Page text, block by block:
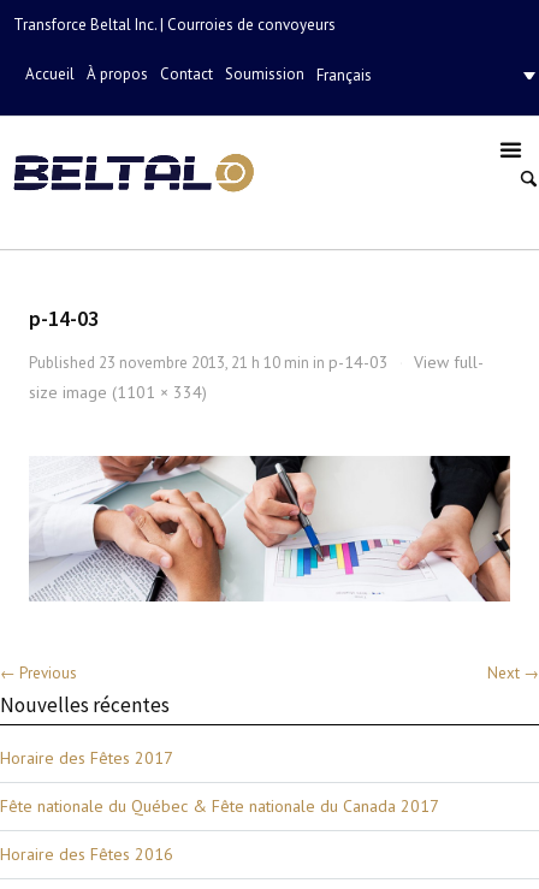
Transforce Beltal Inc. | Courroies de convoyeurs
Accueil À propos Contact Soumission Français
p-14-03
Published 23 novembre 2013, 21 h 10 min in p-14-03
View full-
size image (1101 × 334)
← Previous Next →
Nouvelles récentes
Horaire des Fêtes 2017
Fête nationale du Québec & Fête nationale du Canada 2017
Horaire des Fêtes 2016